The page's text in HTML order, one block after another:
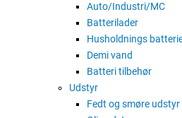
Auto/Industri/MC
Batterilader
Husholdnings
Demi vand
Batteri tilbehør
Udstyr
Fedt og smøre udstyr
formuleret af et lithium-sæbe
har en naturlig
ældning og modstår temperaturer